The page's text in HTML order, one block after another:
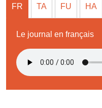
FR TA FU HA
Le journal en français